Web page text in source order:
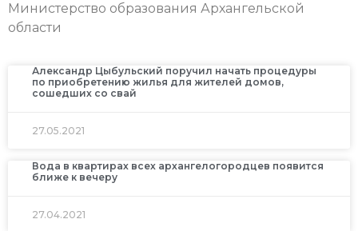
Министерство образования Архангельской
области
Александр Цыбульский поручил начать процедуры
по приобретению жилья для жителей домов,
сошедших со свай
27.05.2021
Вода в квартирах всех архангелогородцев появится
ближе к вечеру
27.04.2021